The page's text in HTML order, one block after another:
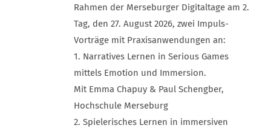
Rahmen der Merseburger Digitaltage am 2.
Tag, den 27. August 2026, zwei Impuls-
Vorträge mit Praxisanwendungen an:
1. Narratives Lernen in Serious Games
mittels Emotion und Immersion.
Mit Emma Chapuy & Paul Schengber,
Hochschule Merseburg
2. Spielerisches Lernen in immersiven